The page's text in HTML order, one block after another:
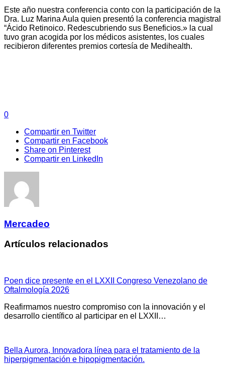
Este año nuestra conferencia conto con la participación de la
Dra. Luz Marina Aula quien presentó la conferencia magistral
“Ácido Retinoico. Redescubriendo sus Beneficios.» la cual
tuvo gran acogida por los médicos asistentes, los cuales
recibieron diferentes premios cortesía de Medihealth.
0
Compartir en Twitter
Compartir en Facebook
Share on Pinterest
Compartir en LinkedIn
Mercadeo
Artículos relacionados
Poen dice presente en el LXXII Congreso Venezolano de
Oftalmología 2026
Reafirmamos nuestro compromiso con la innovación y el
desarrollo científico al participar en el LXXII…
Bella Aurora, Innovadora línea para el tratamiento de la
hiperpigmentación e hipopigmentación.